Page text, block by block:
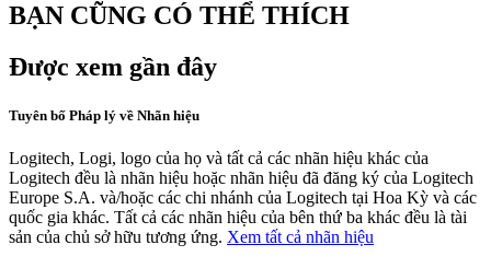
BẠN CŨNG CÓ THỂ THÍCH
Được xem gần đây
Tuyên bố Pháp lý về Nhãn hiệu
Logitech, Logi, logo của họ và tất cả các nhãn hiệu khác của
Logitech đều là nhãn hiệu hoặc nhãn hiệu đã đăng ký của Logitech
Europe S.A. và/hoặc các chi nhánh của Logitech tại Hoa Kỳ và các
quốc gia khác. Tất cả các nhãn hiệu của bên thứ ba khác đều là tài
sản của chủ sở hữu tương ứng. Xem tất cả nhãn hiệu